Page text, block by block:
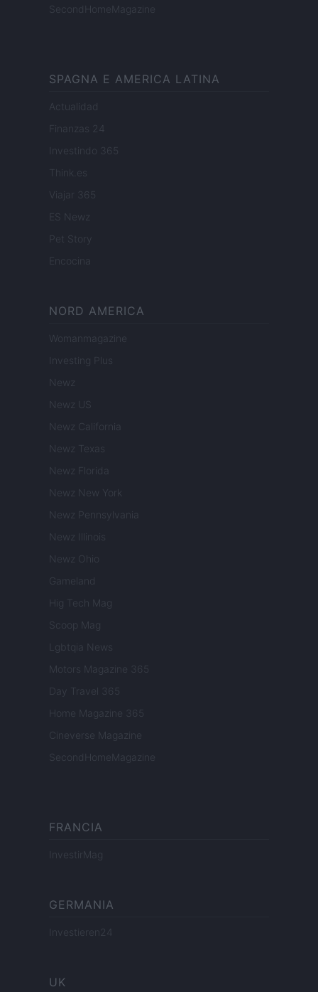
SecondHomeMagazine
SPAGNA E AMERICA LATINA
Actualidad
Finanzas 24
Investindo 365
Think.es
Viajar 365
ES Newz
Pet Story
Encocina
NORD AMERICA
Womanmagazine
Investing Plus
Newz
Newz US
Newz California
Newz Texas
Newz Florida
Newz New York
Newz Pennsylvania
Newz Illinois
Newz Ohio
Gameland
Hig Tech Mag
Scoop Mag
Lgbtqia News
Motors Magazine 365
Day Travel 365
Home Magazine 365
Cineverse Magazine
SecondHomeMagazine
FRANCIA
InvestirMag
GERMANIA
Investieren24
UK